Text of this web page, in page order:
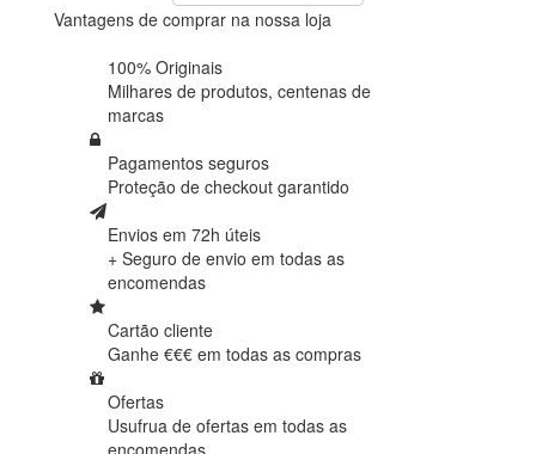
Vantagens de comprar na nossa loja
100% Originais
Milhares de produtos, centenas de
marcas
Pagamentos seguros
Proteção de checkout garantido
Envios em 72h úteis
+ Seguro de envio em todas as
encomendas
Cartão cliente
Ganhe €€€ em todas as compras
Ofertas
Usufrua de ofertas em todas as